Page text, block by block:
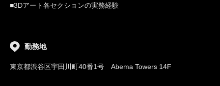
■3Dアート各セクションの実務経験
勤務地
東京都渋谷区宇田川町40番1号 Abema Towers 14F